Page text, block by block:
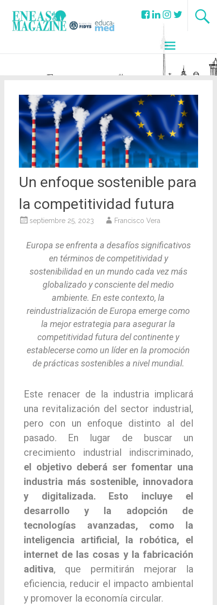
Un enfoque sostenible para
la competitividad futura
septiembre 25, 2023 Francisco Vera
Europa se enfrenta a desafíos significativos
en términos de competitividad y
sostenibilidad en un mundo cada vez más
globalizado y consciente del medio
ambiente. En este contexto, la
reindustrialización de Europa emerge como
la mejor estrategia para asegurar la
competitividad futura del continente y
establecerse como un líder en la promoción
de prácticas sostenibles a nivel mundial.
Este renacer de la industria implicará
una revitalización del sector industrial,
pero con un enfoque distinto al del
pasado. En lugar de buscar un
crecimiento industrial indiscriminado,
el objetivo deberá ser fomentar una
industria más sostenible, innovadora
y digitalizada. Esto incluye el
desarrollo y la adopción de
tecnologías avanzadas, como la
inteligencia artificial, la robótica, el
internet de las cosas y la fabricación
aditiva, que permitirán mejorar la
eficiencia, reducir el impacto ambiental
y promover la economía circular.